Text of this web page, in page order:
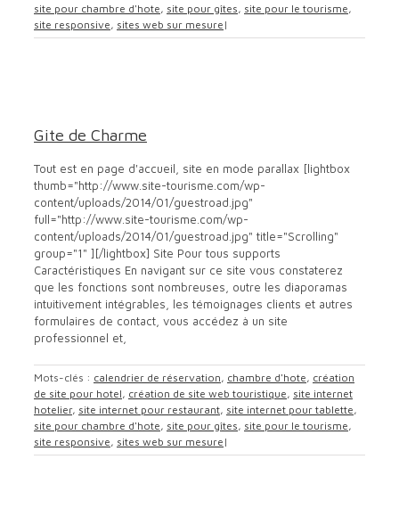
site pour chambre d'hote, site pour gîtes, site pour le tourisme,
site responsive, sites web sur mesure |
restaurant site smartphone
Gite de Charme
Tout est en page d'accueil, site en mode parallax [lightbox
thumb="http://www.site-tourisme.com/wp-
content/uploads/2014/01/guestroad.jpg"
full="http://www.site-tourisme.com/wp-
content/uploads/2014/01/guestroad.jpg" title="Scrolling"
group="1" ][/lightbox] Site Pour tous supports
Caractéristiques En navigant sur ce site vous constaterez
que les fonctions sont nombreuses, outre les diaporamas
intuitivement intégrables, les témoignages clients et autres
formulaires de contact, vous accédez à un site
professionnel et,
Mots-clés : calendrier de réservation, chambre d'hote, création
de site pour hotel, création de site web touristique, site internet
hotelier, site internet pour restaurant, site internet pour tablette,
site pour chambre d'hote, site pour gîtes, site pour le tourisme,
site responsive, sites web sur mesure |